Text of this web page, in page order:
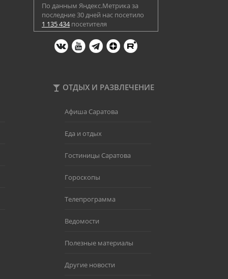
По данным Яндекс.Метрика за
последние 30 дней нас посетило
1 135 434посетителя
ОТДЫХ И РАЗВЛЕЧЕНИЕ
Афиша Саратова
Еда и отдых
Гостиницы Саратова
Гороскопы
Телепрограмма
Ведомости
Полезные материалы
Другие новости